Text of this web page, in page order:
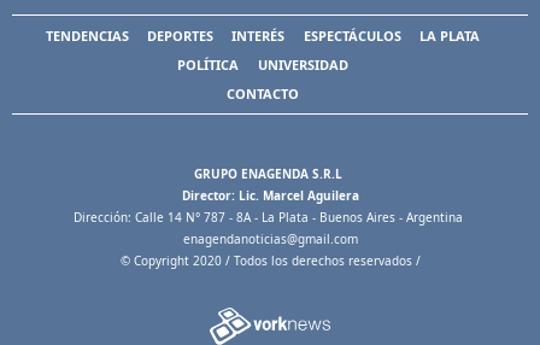
TENDENCIAS DEPORTES INTERÉS ESPECTÁCULOS
LA PLATA
POLÍTICA
UNIVERSIDAD
CONTACTO
GRUPO ENAGENDA S.R.L
Director: Lic. Marcel Aguilera
Dirección: Calle 14 N° 787 - 8A - La Plata - Buenos Aires - Argentina
enagendanoticias@gmail.com
© Copyright 2020 / Todos los derechos reservados /